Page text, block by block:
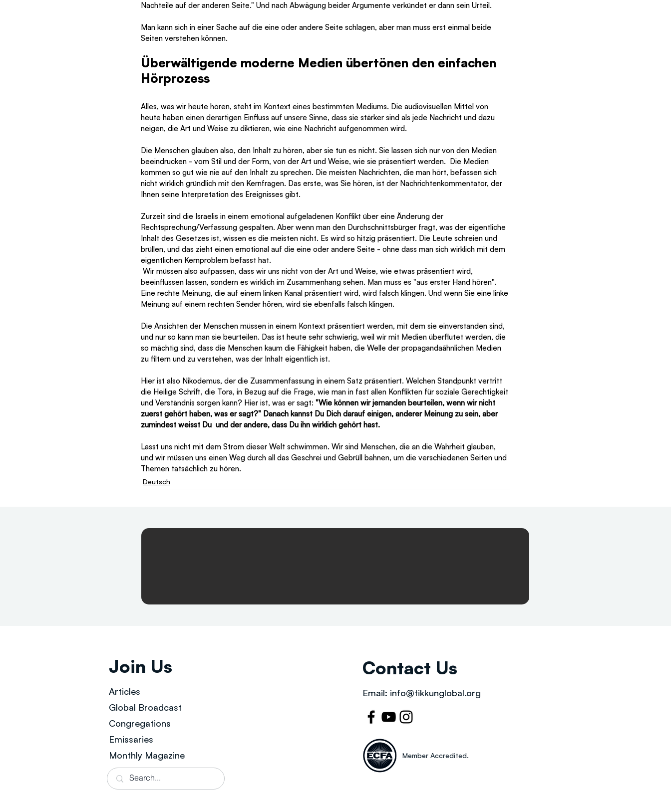
Nachteile auf der anderen Seite." Und nach Abwägung beider Argumente verkündet er dann sein Urteil.
Man kann sich in einer Sache auf die eine oder andere Seite schlagen, aber man muss erst einmal beide
Seiten verstehen können.
Überwältigende moderne Medien übertönen den einfachen
Hörprozess
Alles, was wir heute hören, steht im Kontext eines bestimmten Mediums. Die audiovisuellen Mittel von
heute haben einen derartigen Einfluss auf unsere Sinne, dass sie stärker sind als jede Nachricht und dazu
neigen, die Art und Weise zu diktieren, wie eine Nachricht aufgenommen wird.
Die Menschen glauben also, den Inhalt zu hören, aber sie tun es nicht. Sie lassen sich nur von den Medien
beeindrucken - vom Stil und der Form, von der Art und Weise, wie sie präsentiert werden.  Die Medien
kommen so gut wie nie auf den Inhalt zu sprechen. Die meisten Nachrichten, die man hört, befassen sich
nicht wirklich gründlich mit den Kernfragen. Das erste, was Sie hören, ist der Nachrichtenkommentator, der
Ihnen seine Interpretation des Ereignisses gibt.
Zurzeit sind die Israelis in einem emotional aufgeladenen Konflikt über eine Änderung der
Rechtsprechung/Verfassung gespalten. Aber wenn man den Durchschnittsbürger fragt, was der eigentliche
Inhalt des Gesetzes ist, wissen es die meisten nicht. Es wird so hitzig präsentiert. Die Leute schreien und
brüllen, und das zieht einen emotional auf die eine oder andere Seite - ohne dass man sich wirklich mit dem
eigentlichen Kernproblem befasst hat.
beeinflussen lassen, sondern es wirklich im Zusammenhang sehen. Man muss es "aus erster Hand hören".
Eine rechte Meinung, die auf einem linken Kanal präsentiert wird, wird falsch klingen. Und wenn Sie eine linke
Meinung auf einem rechten Sender hören, wird sie ebenfalls falsch klingen.
Die Ansichten der Menschen müssen in einem Kontext präsentiert werden, mit dem sie einverstanden sind,
und nur so kann man sie beurteilen. Das ist heute sehr schwierig, weil wir mit Medien überflutet werden, die
so mächtig sind, dass die Menschen kaum die Fähigkeit haben, die Welle der propagandaähnlichen Medien
zu filtern und zu verstehen, was der Inhalt eigentlich ist.
Hier ist also Nikodemus, der die Zusammenfassung in einem Satz präsentiert. Welchen Standpunkt vertritt
die Heilige Schrift, die Tora, in Bezug auf die Frage, wie man in fast allen Konflikten für soziale Gerechtigkeit
und Verständnis sorgen kann? Hier ist, was er sagt: "Wie können wir jemanden beurteilen, wenn wir nicht
zuerst gehört haben, was er sagt?" Danach kannst Du Dich darauf einigen, anderer Meinung zu sein, aber
zumindest weisst Du  und der andere, dass Du ihn wirklich gehört hast.
Lasst uns nicht mit dem Strom dieser Welt schwimmen. Wir sind Menschen, die an die Wahrheit glauben,
und wir müssen uns einen Weg durch all das Geschrei und Gebrüll bahnen, um die verschiedenen Seiten und
Themen tatsächlich zu hören.
Deutsch
Join Us
Articles
Global Broadcast
Congregations
Emissaries
Monthly Magazine
Contact Us
Email: info@tikkunglobal.org
Member Accredited.